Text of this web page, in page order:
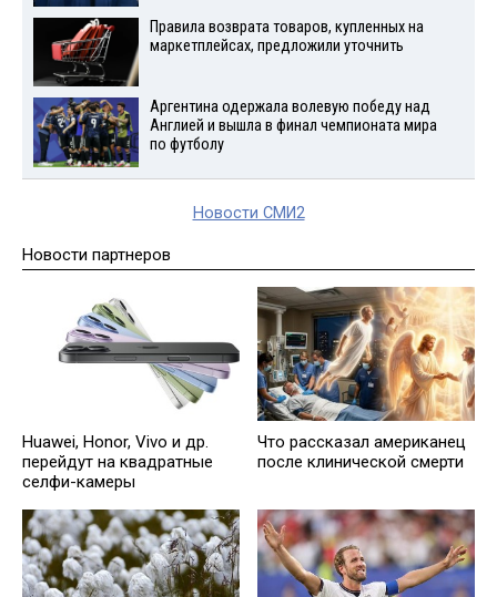
Правила возврата товаров, купленных на
маркетплейсах, предложили уточнить
Аргентина одержала волевую победу над
Англией и вышла в финал чемпионата мира
по футболу
Новости СМИ2
Новости партнеров
Huawei, Honor, Vivo и др.
перейдут на квадратные
селфи-камеры
Что рассказал американец
после клинической смерти